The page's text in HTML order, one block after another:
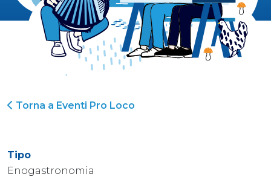
Torna a Eventi Pro Loco
Tipo
Enogastronomia